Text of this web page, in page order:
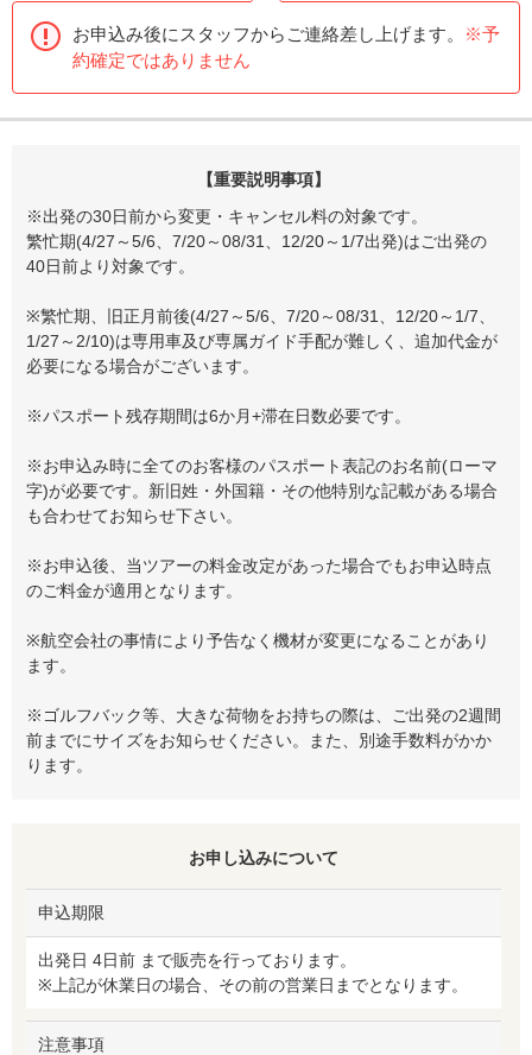
お申込み後にスタッフからご連絡差し上げます。
※予
約確定ではありません
【重要説明事項】
※出発の30日前から変更・キャンセル料の対象です。
繁忙期(4/27～5/6、7/20～08/31、12/20～1/7出発)はご出発の
40日前より対象です。
※繁忙期、旧正月前後(4/27～5/6、7/20～08/31、12/20～1/7、
1/27～2/10)は専用車及び専属ガイド手配が難しく、追加代金が
必要になる場合がございます。
※パスポート残存期間は6か月+滞在日数必要です。
※お申込み時に全てのお客様のパスポート表記のお名前(ローマ
字)が必要です。新旧姓・外国籍・その他特別な記載がある場合
も合わせてお知らせ下さい。
※お申込後、当ツアーの料金改定があった場合でもお申込時点
のご料金が適用となります。
※航空会社の事情により予告なく機材が変更になることがあり
ます。
※ゴルフバック等、大きな荷物をお持ちの際は、ご出発の2週間
前までにサイズをお知らせください。また、別途手数料がかか
ります。
お申し込みについて
申込期限
出発日 4日前 まで販売を行っております。
※上記が休業日の場合、その前の営業日までとなります。
注意事項